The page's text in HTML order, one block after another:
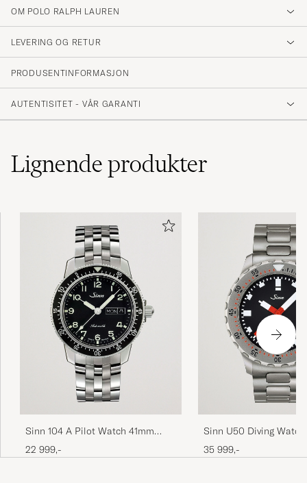
OM POLO RALPH LAUREN
LEVERING OG RETUR
PRODUSENTINFORMASJON
AUTENTISITET - VÅR GARANTI
Lignendeprodukter
Sinn 104 A Pilot Watch 41mm
Steel Link Black
22 999,-
Sinn U50 Diving Watch
Black Dial
35 999,-